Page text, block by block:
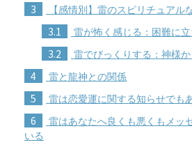
3 【感情別】雷のスピリチュアル
3.1 雷が怖く感じる：困難に
3.2 雷でびっくりする：神様
4 雷と龍神との関係
5 雷は恋愛運に関する知らせでも
6
雷はあなたへ良くも悪くもメッ
いる